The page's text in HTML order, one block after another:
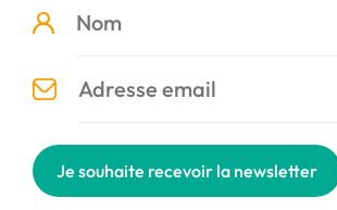
Je souhaite recevoir la newsletter